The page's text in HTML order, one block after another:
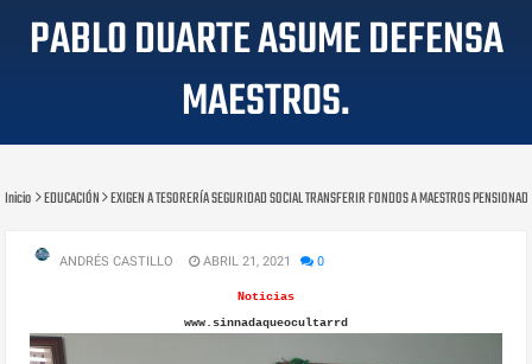
PABLO DUARTE ASUME DEFENSA
MAESTROS.
Inicio EDUCACIÓN EXIGEN A TESORERÍA SEGURIDAD SOCIAL TRANSFERIR FONDOS A MAESTROS
ANDRÉS CASTILLO ABRIL 21, 2021 0
Noticias
www.sinnadaqueocultarrd